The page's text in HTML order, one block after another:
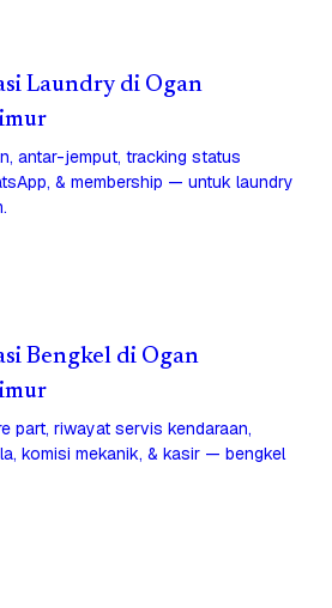
Laundry di Ogan
antar-jemput, tracking status
& membership — untuk laundry
Bengkel di Ogan
part, riwayat servis kendaraan,
komisi mekanik, & kasir — bengkel